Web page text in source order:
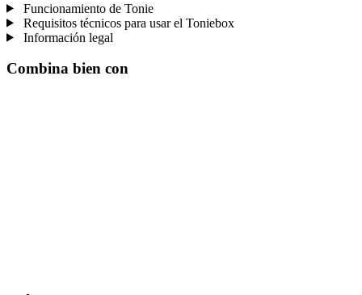
Funcionamiento de Tonie
Requisitos técnicos para usar el Toniebox
Información legal
Combina bien con